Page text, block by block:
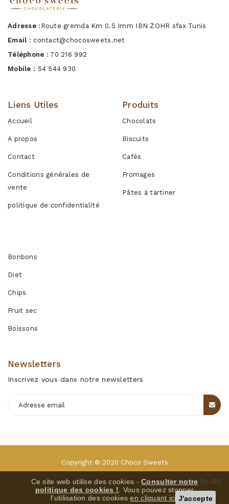
Adresse : Route gremda Km 0.5 Imm IBN ZOHR sfax Tunis
Email : contact@chocosweets.net
Téléphone : 70 216 992
Mobile : 54 544 930
Liens Utiles
Accueil
A propos
Contact
Conditions générales de
vente
politique de confidentialité
Produits
Chocolats
Biscuits
Cafés
Fromages
Pâtes à tartiner
Bonbons
Diet
Chips
Fruit sec
Boissons
Newsletters
Inscrivez vous dans notre newsletters
Copyright © 2020 Choco Sweets
Powered By IBS
Ce site web utilise des cookies -Consulter notre
politique des cookies ! . Vous pouvez stopper
l'utilisation des cookiesen cliquant ici J'accepte